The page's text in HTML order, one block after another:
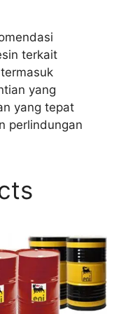
terkait
yang
yang tepat
perlindungan